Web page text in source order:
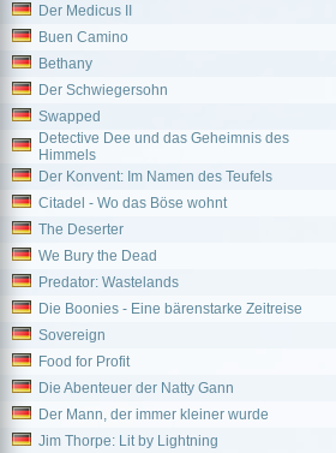
Der Medicus II
Buen Camino
Bethany
Der Schwiegersohn
Swapped
Detective Dee und das Geheimnis des
Himmels
Der Konvent: Im Namen des Teufels
Citadel - Wo das Böse wohnt
The Deserter
We Bury the Dead
Predator: Wastelands
Die Boonies - Eine bärenstarke Zeitreise
Sovereign
Food for Profit
Die Abenteuer der Natty Gann
Der Mann, der immer kleiner wurde
Jim Thorpe: Lit by Lightning